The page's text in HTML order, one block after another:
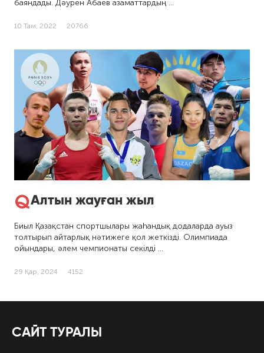
баяндады. Дәурен Абаев азаматтардың …
10 Там, 2022 20766
Алтын жауған жыл
Биыл Қазақстан спортшылары жаһандық додаларда ауыз
толтырып айтарлық нәтижеге қол жеткізді. Олимпиада
ойындары, әлем чемпионаты секілді …
29 Қар, 2024 4152
САЙТ ТУРАЛЫ